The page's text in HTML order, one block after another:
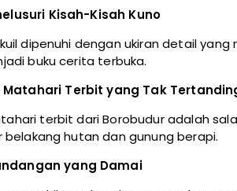
Kisah-Kisah Kuno
dipenuhi dengan ukiran detail
buku cerita terbuka.
Terbit yang Tak
terbit dari Borobudur adalah
belakang hutan dan gunung berapi.
yang Damai